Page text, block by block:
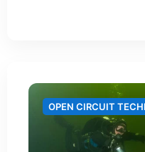
OPEN CIRCUIT